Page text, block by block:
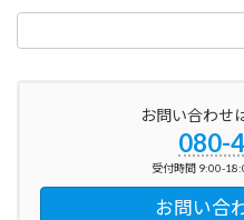
お問い合わせ
080-
受付時間 9:00-
お問い合